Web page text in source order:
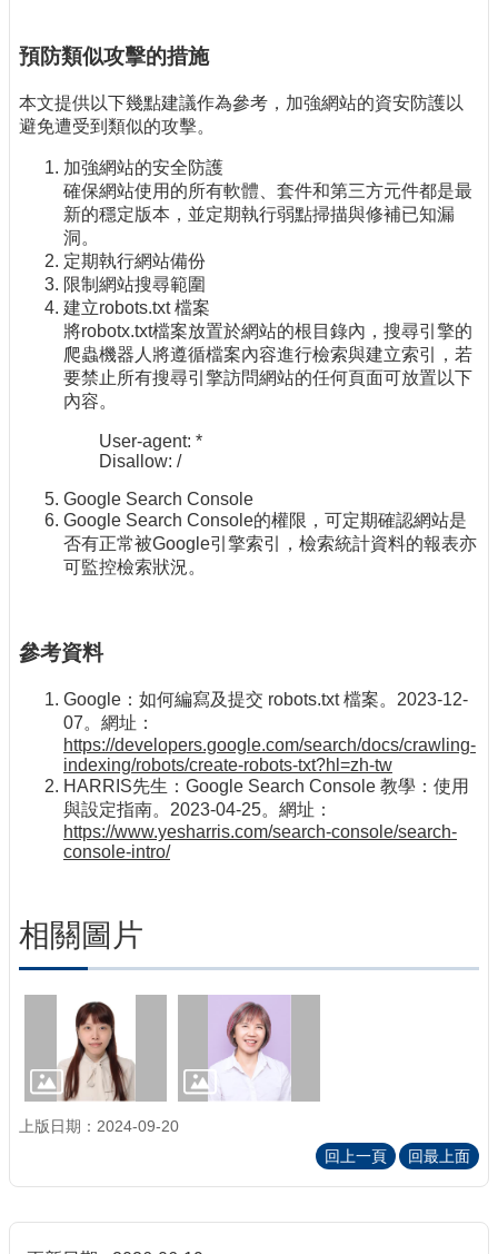
預防類似攻擊的措施
本文提供以下幾點建議作為參考，加強網站的資安防護以
避免遭受到類似的攻擊。
加強網站的安全防護
確保網站使用的所有軟體、套件和第三方元件都是最
新的穩定版本，並定期執行弱點掃描與修補已知漏
洞。
定期執行網站備份
限制網站搜尋範圍
建立robots.txt 檔案
將robotx.txt檔案放置於網站的根目錄內，搜尋引擎的
爬蟲機器人將遵循檔案內容進行檢索與建立索引，若
要禁止所有搜尋引擎訪問網站的任何頁面可放置以下
內容。
User-agent: *
Disallow: /
Google Search Console
Google Search Console的權限，可定期確認網站是
否有正常被Google引擎索引，檢索統計資料的報表亦
可監控檢索狀況。
參考資料
Google：如何編寫及提交 robots.txt 檔案。2023-12-
07。網址：
https://developers.google.com/search/docs/crawling-
indexing/robots/create-robots-txt?hl=zh-tw
HARRIS先生：Google Search Console 教學：使用
與設定指南。2023-04-25。網址：
https://www.yesharris.com/search-console/search-
console-intro/
相關圖片
上版日期：2024-09-20
回上一頁
回最上面